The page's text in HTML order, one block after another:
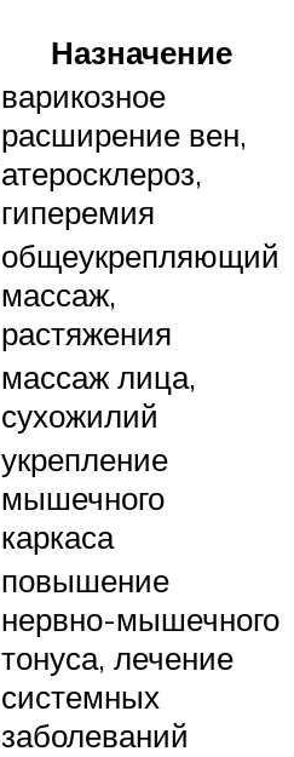
Назначение
варикозное
расширение вен,
атеросклероз,
гиперемия
общеукрепляющий
массаж,
растяжения
массаж лица,
сухожилий
укрепление
мышечного
каркаса
повышение
нервно-мышечного
тонуса, лечение
системных
заболеваний